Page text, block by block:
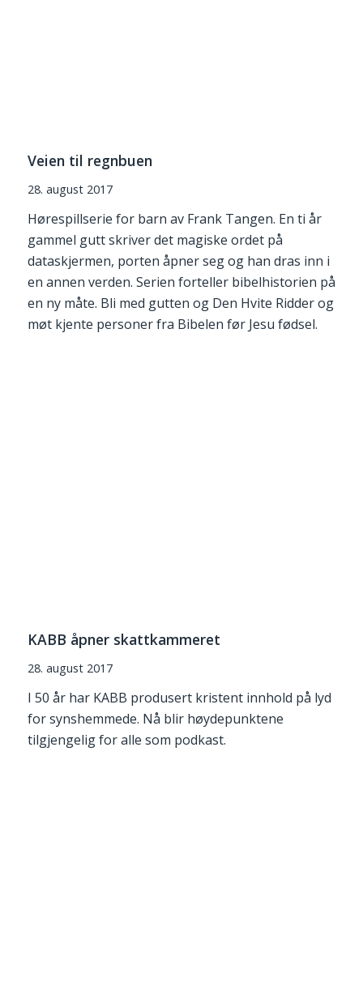
Veien til regnbuen
28. august 2017
Hørespillserie for barn av Frank Tangen. En ti år
gammel gutt skriver det magiske ordet på
dataskjermen, porten åpner seg og han dras inn i
en annen verden. Serien forteller bibelhistorien på
en ny måte. Bli med gutten og Den Hvite Ridder og
møt kjente personer fra Bibelen før Jesu fødsel.
KABB åpner skattkammeret
28. august 2017
I 50 år har KABB produsert kristent innhold på lyd
for synshemmede. Nå blir høydepunktene
tilgjengelig for alle som podkast.